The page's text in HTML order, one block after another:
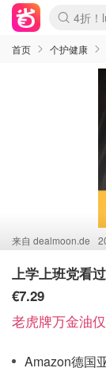
4折！
还没
速领
疑似
首页 个护健康
来自 dealmoon.de
上学上班党看
€7.29
老虎牌万金油仅
Amazon德国